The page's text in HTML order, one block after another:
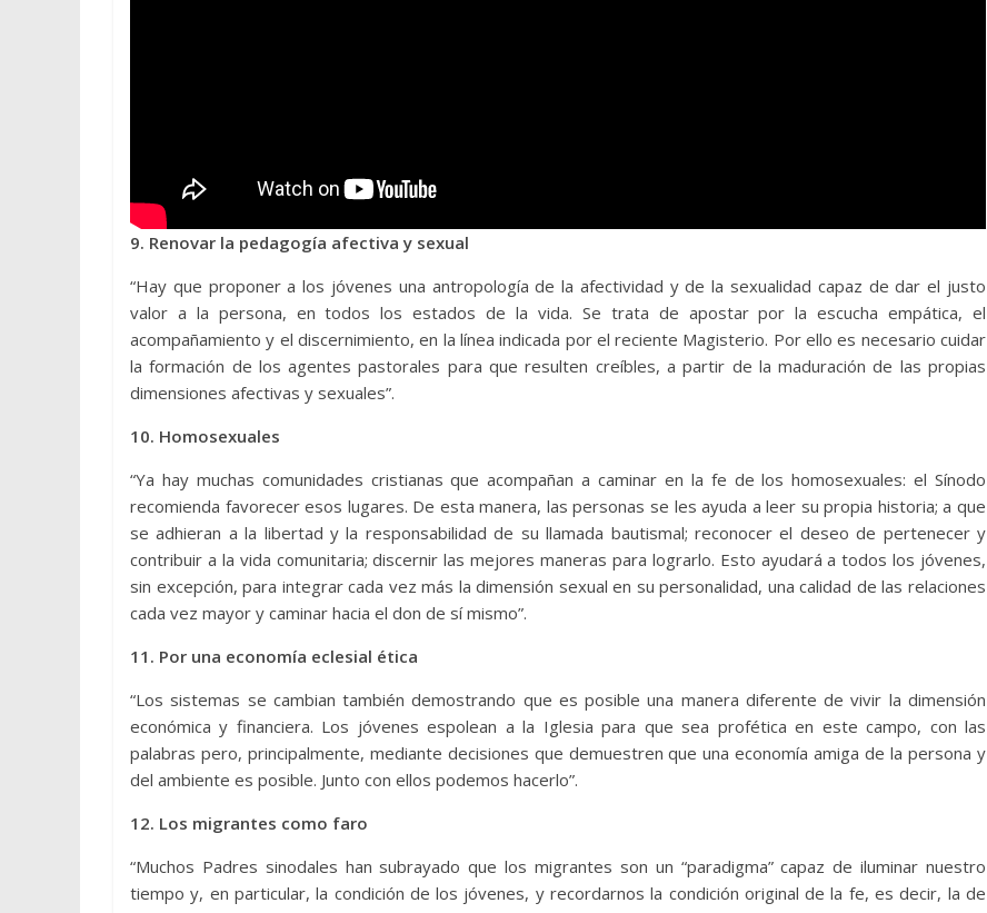
9. Renovar la pedagogía afectiva y sexual
“Hay que proponer a los jóvenes una antropología de la afectividad y de la sexualidad capaz de dar el justo
valor a la persona, en todos los estados de la vida. Se trata de apostar por la escucha empática, el
acompañamiento y el discernimiento, en la línea indicada por el reciente Magisterio. Por ello es necesario cuidar
la formación de los agentes pastorales para que resulten creíbles, a partir de la maduración de las propias
dimensiones afectivas y sexuales”.
10. Homosexuales
“Ya hay muchas comunidades cristianas que acompañan a caminar en la fe de los homosexuales: el Sínodo
recomienda favorecer esos lugares. De esta manera, las personas se les ayuda a leer su propia historia; a que
se adhieran a la libertad y la responsabilidad de su llamada bautismal; reconocer el deseo de pertenecer y
contribuir a la vida comunitaria; discernir las mejores maneras para lograrlo. Esto ayudará a todos los jóvenes,
sin excepción, para integrar cada vez más la dimensión sexual en su personalidad, una calidad de las relaciones
cada vez mayor y caminar hacia el don de sí mismo”.
11. Por una economía eclesial ética
“Los sistemas se cambian también demostrando que es posible una manera diferente de vivir la dimensión
económica y financiera. Los jóvenes espolean a la Iglesia para que sea profética en este campo, con las
palabras pero, principalmente, mediante decisiones que demuestren que una economía amiga de la persona y
del ambiente es posible. Junto con ellos podemos hacerlo”.
12. Los migrantes como faro
“Muchos Padres sinodales han subrayado que los migrantes son un “paradigma” capaz de iluminar nuestro
tiempo y, en particular, la condición de los jóvenes, y recordarnos la condición original de la fe, es decir, la de